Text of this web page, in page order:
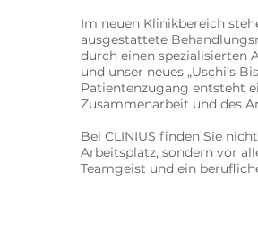
Im neuen Klinikbereich
ausgestattete
durch einen spezialisierten
und unser neues „Uschi’s
Patientenzugang entsteht
Zusammenarbeit und des
Bei CLINIUS finden Sie
Arbeitsplatz, sondern vor
Teamgeist und ein